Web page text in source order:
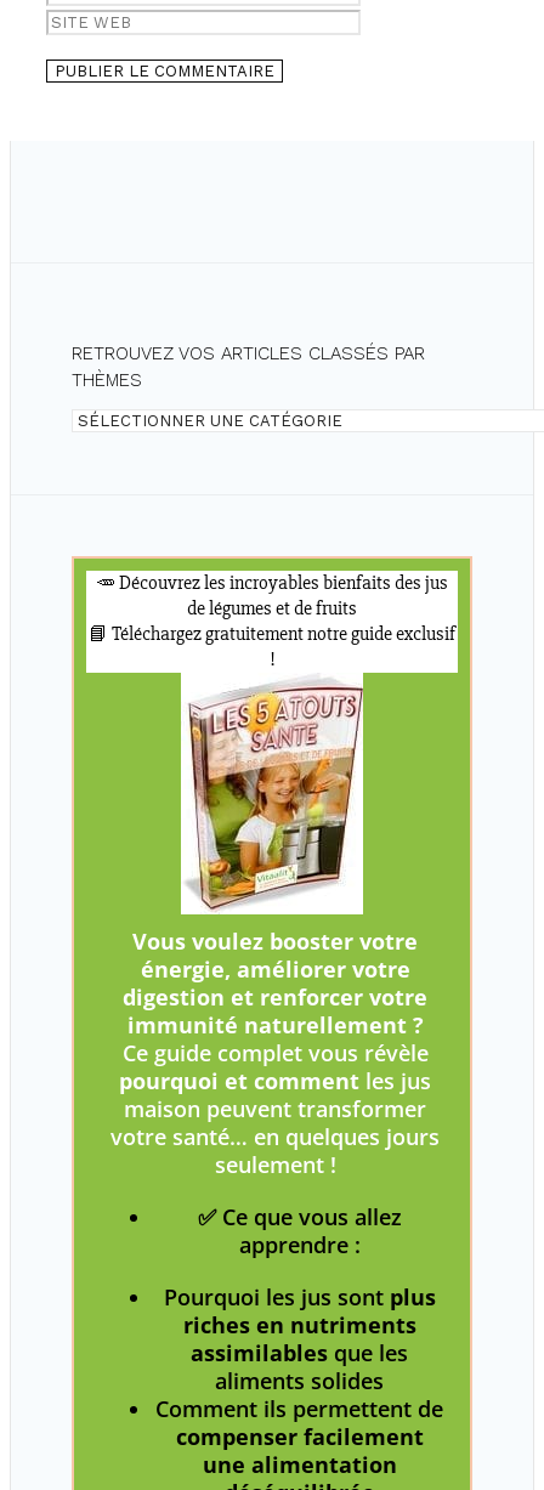
RETROUVEZ VOS ARTICLES CLASSÉS PAR
THÈMES
Retrouvez